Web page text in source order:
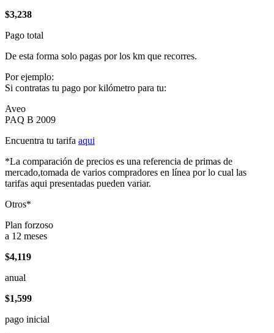
$3,238
Pago total
De esta forma solo pagas por los km que recorres.
Por ejemplo:
Si contratas tu pago por kilómetro para tu:
Aveo
PAQ B 2009
Encuentra tu tarifa aqui
*La comparación de precios es una referencia de primas de
mercado,tomada de varios compradores en línea por lo cual las
tarifas aqui presentadas pueden variar.
Otros*
Plan forzoso
a 12 meses
$4,119
anual
$1,599
pago inicial